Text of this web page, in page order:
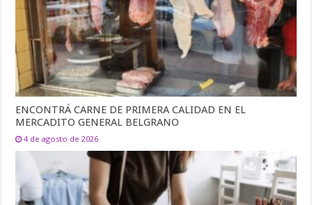
ENCONTRÁ CARNE DE PRIMERA CALIDAD EN EL
MERCADITO GENERAL BELGRANO
4 de agosto de 2026